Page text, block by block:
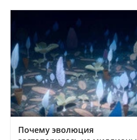
Почему эволюция